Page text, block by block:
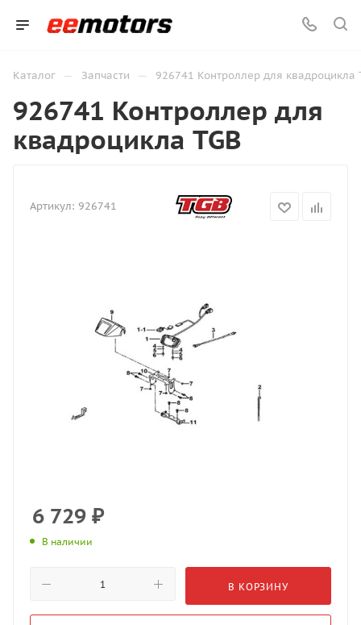
Каталог — Запчасти — 926741 Контроллер для квадроцикла
926741 Контроллер для
квадроцикла TGB
Артикул: 926741
6 729 ₽
В наличии
В КОРЗИНУ